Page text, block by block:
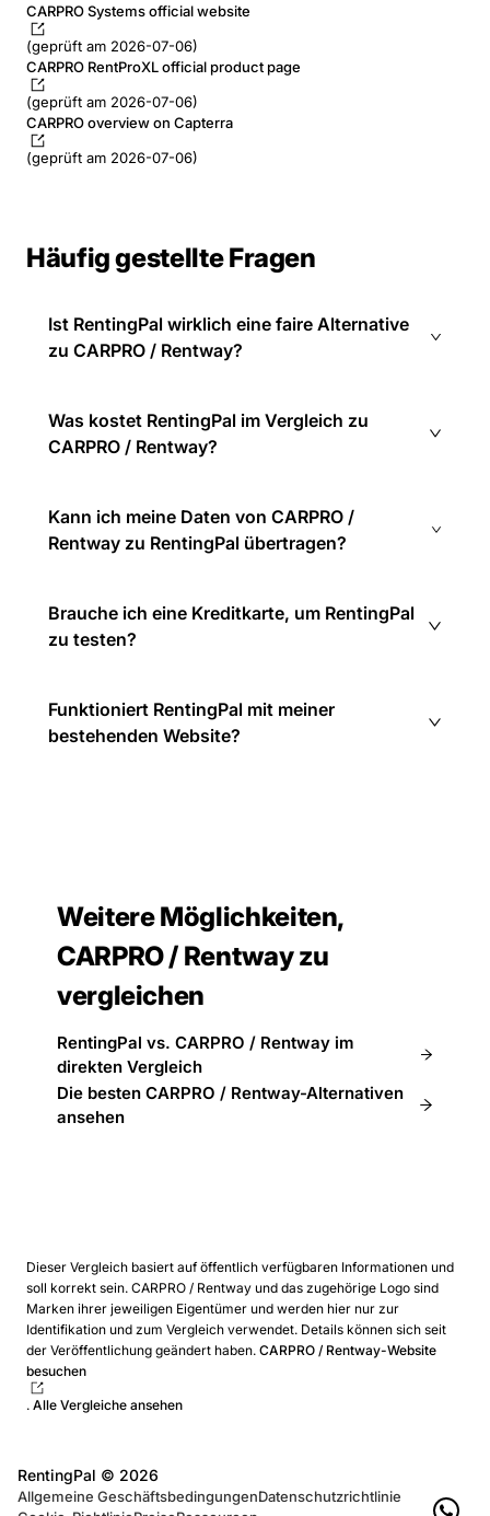
CARPRO Systems official website
(geprüft am 2026-07-06)
CARPRO RentProXL official product page
(geprüft am 2026-07-06)
CARPRO overview on Capterra
(geprüft am 2026-07-06)
Häufig gestellte Fragen
Ist RentingPal wirklich eine faire Alternative
zu CARPRO / Rentway?
Was kostet RentingPal im Vergleich zu
CARPRO / Rentway?
Kann ich meine Daten von CARPRO /
Rentway zu RentingPal übertragen?
Brauche ich eine Kreditkarte, um RentingPal
zu testen?
Funktioniert RentingPal mit meiner
bestehenden Website?
Weitere Möglichkeiten,
CARPRO / Rentway zu
vergleichen
RentingPal vs. CARPRO / Rentway im
direkten Vergleich
Die besten CARPRO / Rentway-Alternativen
ansehen
Dieser Vergleich basiert auf öffentlich verfügbaren Informationen und
soll korrekt sein. CARPRO / Rentway und das zugehörige Logo sind
Marken ihrer jeweiligen Eigentümer und werden hier nur zur
Identifikation und zum Vergleich verwendet. Details können sich seit
der Veröffentlichung geändert haben. CARPRO / Rentway-Website
besuchen
. Alle Vergleiche ansehen
RentingPal © 2026
Allgemeine GeschäftsbedingungenDatenschutzrichtlinie